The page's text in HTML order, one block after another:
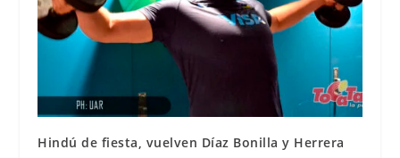
Hindú de fiesta, vuelven Díaz Bonilla y Herrera